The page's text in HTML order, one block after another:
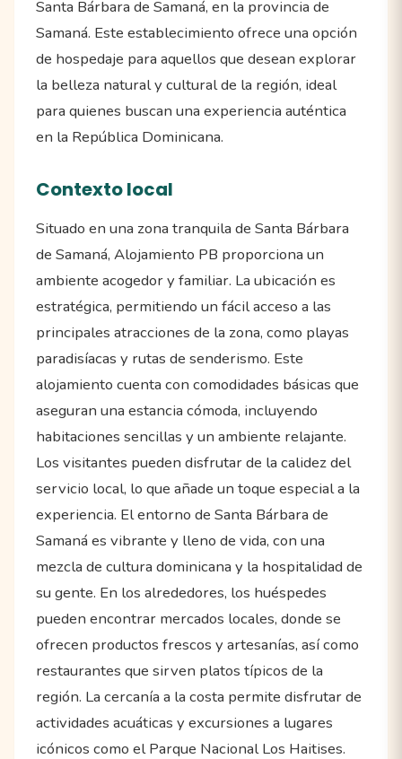
Santa Bárbara de Samaná, en la provincia de
Samaná. Este establecimiento ofrece una opción
de hospedaje para aquellos que desean explorar
la belleza natural y cultural de la región, ideal
para quienes buscan una experiencia auténtica
en la República Dominicana.
Contexto local
Situado en una zona tranquila de Santa Bárbara
de Samaná, Alojamiento PB proporciona un
ambiente acogedor y familiar. La ubicación es
estratégica, permitiendo un fácil acceso a las
principales atracciones de la zona, como playas
paradisíacas y rutas de senderismo. Este
alojamiento cuenta con comodidades básicas que
aseguran una estancia cómoda, incluyendo
habitaciones sencillas y un ambiente relajante.
Los visitantes pueden disfrutar de la calidez del
servicio local, lo que añade un toque especial a la
experiencia. El entorno de Santa Bárbara de
Samaná es vibrante y lleno de vida, con una
mezcla de cultura dominicana y la hospitalidad de
su gente. En los alrededores, los huéspedes
pueden encontrar mercados locales, donde se
ofrecen productos frescos y artesanías, así como
restaurantes que sirven platos típicos de la
región. La cercanía a la costa permite disfrutar de
actividades acuáticas y excursiones a lugares
icónicos como el Parque Nacional Los Haitises.